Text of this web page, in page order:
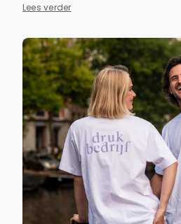
Lees verder